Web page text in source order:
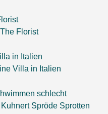
The Florist
Villa in Italien
Spröde Sprotten